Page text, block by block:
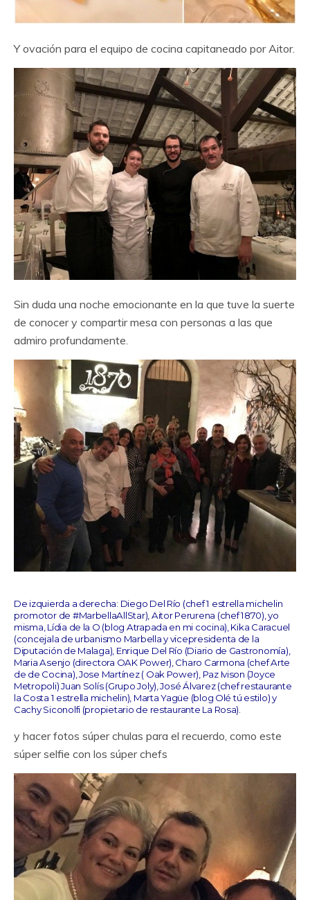
Y ovación para el equipo de cocina capitaneado por Aitor.
Sin duda una noche emocionante en la que tuve la suerte
de conocer y compartir mesa con personas a las que
admiro profundamente.
De izquierda a derecha: Diego Del Río (chef 1 estrella michelin
promotor de #MarbellaAllStar), Aitor Perurena (chef 1870), yo
misma, Lídia de la O (blog Atrapada en mi cocina), Kika Caracuel
(concejala de urbanismo Marbella y vicepresidenta de la
Diputación de Malaga), Enrique Del Río (Diario de Gastronomía),
Maria Asenjo (directora OAK Power), Charo Carmona (chef Arte
de de Cocina), Jose Martínez ( Oak Power), Paz Ivison (Joyce
Metropoli) Juan Solís (Grupo Joly), José Álvarez (chef restaurante
la Costa 1 estrella michelin), Marta Yagüe (blog Olé tú estilo) y
Cachy Siconolfi (propietario de restaurante La Rosa).
y hacer fotos súper chulas para el recuerdo, como este
súper selfie con los súper chefs